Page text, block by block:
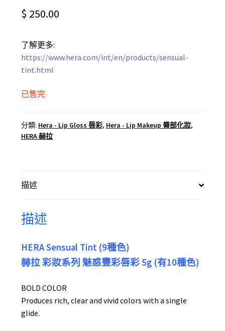
$ 250.00
了解更多:
https://www.hera.com/int/en/products/sensual-
tint.html
已售完
分類: Hera - Lip Gloss 唇彩, Hera - Lip Makeup 脣部化妝,
HERA 赫拉
描述
描述
HERA Sensual Tint (9種色)
赫拉 彩妝系列 魅惑豐彩唇彩 5g (有10種色)
BOLD COLOR
Produces rich, clear and vivid colors with a single
glide.